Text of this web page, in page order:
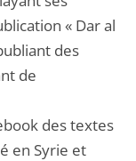
« Dar al
des
de
des textes
en Syrie et